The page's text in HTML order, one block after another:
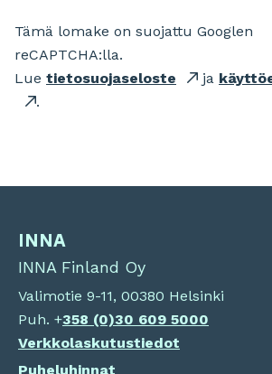
Tämä lomake on suojattu Googlen
reCAPTCHA:lla.
Lue tietosuojaseloste ja
.
INNA
INNA Finland Oy
Valimotie 9-11, 00380 Helsinki
Puh. +358 (0)30 609 5000
Verkkolaskutustiedot
Puheluhinnat